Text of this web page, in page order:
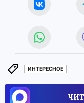
ИНТЕРЕСНОЕ